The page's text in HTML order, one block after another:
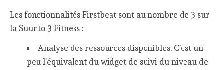
Les fonctionnalités Firstbeat sont au nombre de 3 sur
la Suunto 3 Fitness :
Analyse des ressources disponibles. C’est un
peu l’équivalent du widget de suivi du niveau de